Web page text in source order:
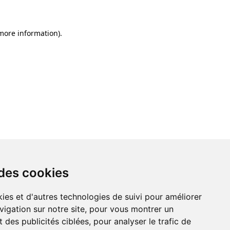
cookies
et d'autres technologies de suivi pour améliorer
sur notre site, pour vous montrer un
des publicités ciblées, pour analyser le trafic de
information).